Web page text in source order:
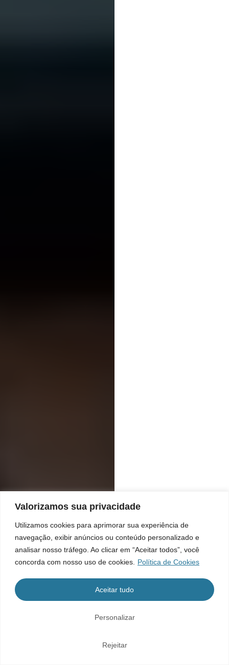
Valorizamos sua privacidade
Utilizamos cookies para aprimorar sua experiência de
navegação, exibir anúncios ou conteúdo personalizado e
analisar nosso tráfego. Ao clicar em “Aceitar todos”, você
concorda com nosso uso de cookies.
Política de Cookies
Personalizar
Rejeitar
Aceitar tudo